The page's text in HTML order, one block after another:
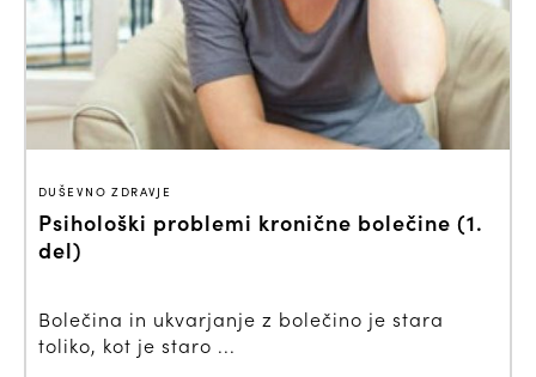
DUŠEVNO ZDRAVJE
Psihološki problemi kronične bolečine (1.
del)
Bolečina in ukvarjanje z bolečino je stara
toliko, kot je staro ...